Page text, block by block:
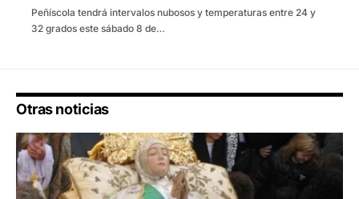
Peñíscola tendrá intervalos nubosos y temperaturas entre 24 y
32 grados este sábado 8 de…
Otras noticias